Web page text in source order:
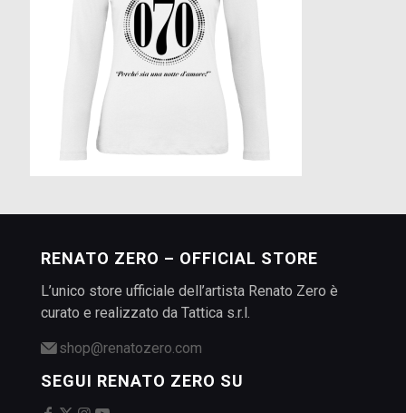
RENATO ZERO – OFFICIAL STORE
L’unico store ufficiale dell’artista Renato Zero è
curato e realizzato da Tattica s.r.l.
shop@renatozero.com
SEGUI RENATO ZERO SU